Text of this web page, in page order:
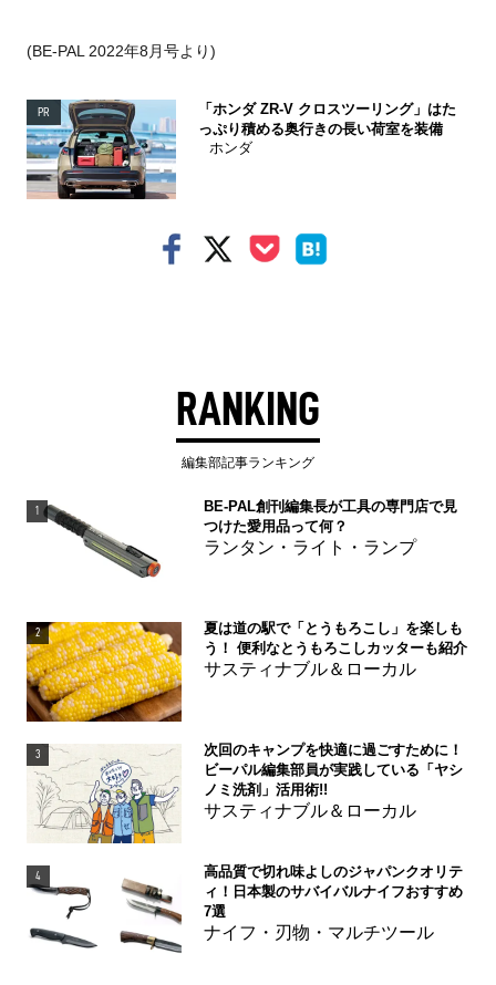
(BE-PAL 2022年8月号より)
PR
「ホンダ ZR-V クロスツーリング」はた
っぷり積める奥行きの長い荷室を装備
ホンダ
RANKING
編集部記事ランキング
1
BE-PAL創刊編集長が工具の専門店で見
つけた愛用品って何？
ランタン・ライト・ランプ
2
夏は道の駅で「とうもろこし」を楽しも
う！ 便利なとうもろこしカッターも紹介
サスティナブル＆ローカル
3
次回のキャンプを快適に過ごすために！
ビーパル編集部員が実践している「ヤシ
ノミ洗剤」活用術!!
サスティナブル＆ローカル
4
高品質で切れ味よしのジャパンクオリテ
ィ！日本製のサバイバルナイフおすすめ
7選
ナイフ・刃物・マルチツール